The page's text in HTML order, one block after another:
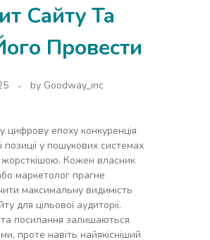
Сайту Та
Провести
by Goodway_inc
цифрову епоху конкуренція
позиції у пошукових системах
жорсткішою. Кожен власник
маркетолог прагне
максимальну видимість
для цільової аудиторії.
посилання залишаються
проте навіть найякісніший